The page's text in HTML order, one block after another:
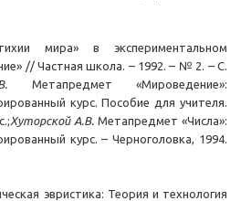
мира» в экспериментальном
// Частная школа. – 1992. – № 2. – С.
Метапредмет «Мироведение»:
курс. Пособие для учителя.
Хуторской А.В. Метапредмет «Числа»:
курс. – Черноголовка, 1994.
эвристика: Теория и технология